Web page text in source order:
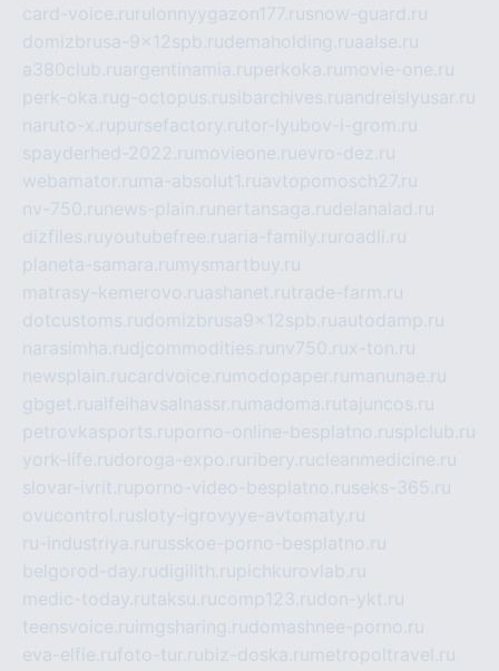
card-voice.ru rulonnyygazon177.rusnow-guard.ru
domizbrusa-9x12spb.rudemaholding.ruaalse.ru
a380club.ruargentinamia.ruperkoka.ru movie-one.ru
perk-oka.rug-octopus.rusibarchives.ruandreislyusar.ru
naruto-x.rupursefactory.rutor-lyubov-i-grom.ru
spayderhed-2022.ru movieone.ruevro-dez.ru
webamator.ru ma-absolut1.ruavtopomosch27.ru
nv-750.ru news-plain.ru nertansaga.rudelanalad.ru
dizfiles.ruyoutubefree.ruaria-family.ru roadli.ru
planeta-samara.ru mysmartbuy.ru
matrasy-kemerovo.ruashanet.rutrade-farm.ru
dotcustoms.rudomizbrusa9x12spb.ruautodamp.ru
narasimha.rudjcommodities.ru nv750.rux-ton.ru
newsplain.rucardvoice.ru modopaper.ru manunae.ru
gbget.rualfeihavsalnassr.ru madoma.rutajuncos.ru
petrovkasports.ruporno-online-besplatno.rusplclub.ru
york-life.rudoroga-expo.ru ribery.rucleanmedicine.ru
slovar-ivrit.ruporno-video-besplatno.ruseks-365.ru
ovucontrol.rusloty-igrovyye-avtomaty.ru
ru-industriya.ru russkoe-porno-besplatno.ru
belgorod-day.rudigilith.rupichkurovlab.ru
medic-today.rutaksu.rucomp123.rudon-ykt.ru
teensvoice.ru imgsharing.rudomashnee-porno.ru
eva-elfie.rufoto-tur.rubiz-doska.ru metropoltravel.ru